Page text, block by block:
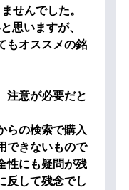
せんでした。
思いますが、
もオススメの銘
注意が必要だと
らの検索で購入
できないもので
性にも疑問が残
反して残念でし